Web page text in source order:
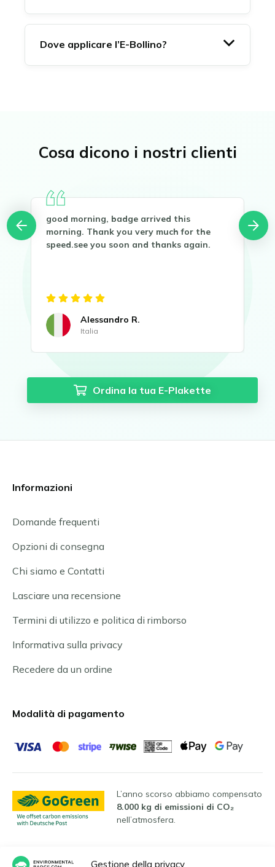
Gestione della privacy
Dove applicare l’E-Bollino?
Cosa dicono i nostri clienti
good morning, badge arrived this
morning. Thank you very much for the
speed.see you soon and thanks again.
Alessandro R.
Italia
Ordina la tua E-Plakette
Informazioni
Domande frequenti
Opzioni di consegna
Chi siamo e Contatti
Lasciare una recensione
Termini di utilizzo e politica di rimborso
Informativa sulla privacy
Recedere da un ordine
Modalità di pagamento
L’anno scorso abbiamo compensato
8.000 kg di emissioni di CO₂
nell’atmosfera.